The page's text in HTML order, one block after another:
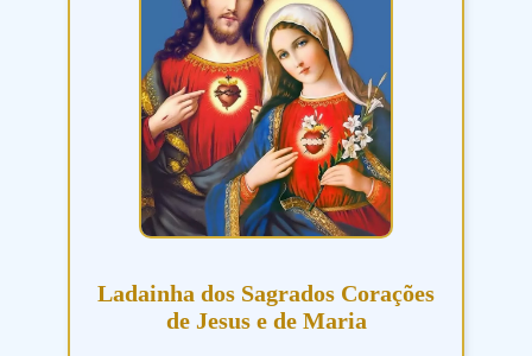
Ladainha dos Sagrados Corações
de Jesus e de Maria